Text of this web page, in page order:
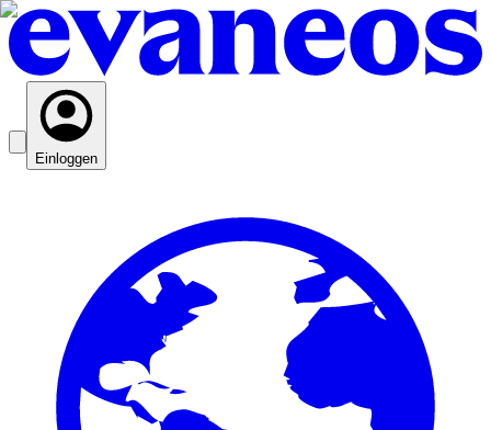
Einloggen